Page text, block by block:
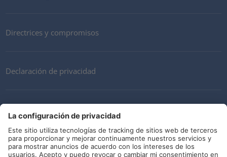
Directrices y compromisos
Declaración de privacidad
Términos y Condiciones